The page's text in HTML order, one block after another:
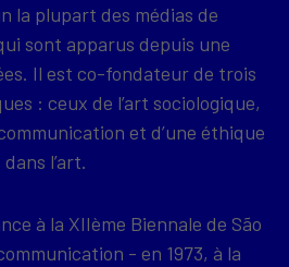
la plupart des médias de
sont apparus depuis une
Il est co-fondateur de trois
: ceux de l’art sociologique,
et d’une éthique
dans l’art.
à la XIIème Biennale de São
- en 1973, à la